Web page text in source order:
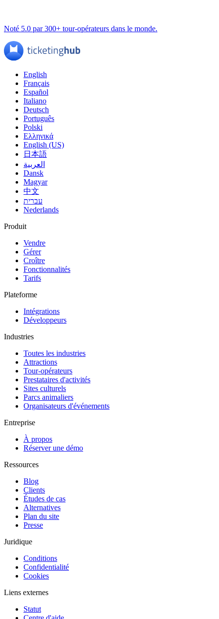
Noté 5.0 par 300+ tour-opérateurs dans le monde.
English
Français
Español
Italiano
Deutsch
Português
Polski
Ελληνικά
English (US)
日本語
العربية
Dansk
Magyar
中文
עברית
Nederlands
Produit
Vendre
Gérer
Croître
Fonctionnalités
Tarifs
Plateforme
Intégrations
Développeurs
Industries
Toutes les industries
Attractions
Tour-opérateurs
Prestataires d'activités
Sites culturels
Parcs animaliers
Organisateurs d'événements
Entreprise
À propos
Réserver une démo
Ressources
Blog
Clients
Études de cas
Alternatives
Plan du site
Presse
Juridique
Conditions
Confidentialité
Cookies
Liens externes
Statut